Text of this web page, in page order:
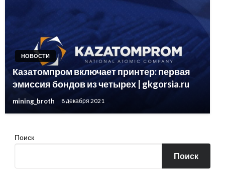
НОВОСТИ
Казатомпром включает принтер: первая
эмиссия бондов из четырех | gkgorsia.ru
mining_broth 8 декабря 2021
Поиск
Поиск